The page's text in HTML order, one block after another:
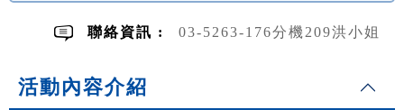
聯絡資訊 : 03-5263-176分機209洪小姐
活動內容介紹